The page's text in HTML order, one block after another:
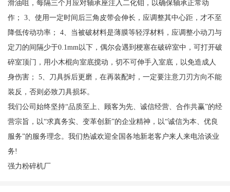
滑油咀，每隔三个月应对轴承座注入二化钼，以确保轴承正常动
作； 3、使用一定时间后三角皮带会伸长，应调整其中心距，才不至
降低传动功率； 4、当被破材料是薄膜等轻浮材料，应调整小动刀与
定刀的间隔少于0.1mm以下，偶尔会遇到梗塞在破碎室中，可打开破
碎室顶门，用小木棍向室底搅动，切不可伸手入室底，以免造成人
身伤害； 5、刀具拆后更磨，在再装配时，一定要注意刀刃方向不能
装反，否则必致刀具损坏。
我们公司始终坚持“品质至上、顾客为先、诚信经营、合作共赢”的经
营宗旨，以“求真务实、变革创新”的企业精神，以“诚信为本、优良
服务”的服务理念。我们热诚欢迎全国各地新老客户来人来电洽谈业
务!
强力粉碎机厂